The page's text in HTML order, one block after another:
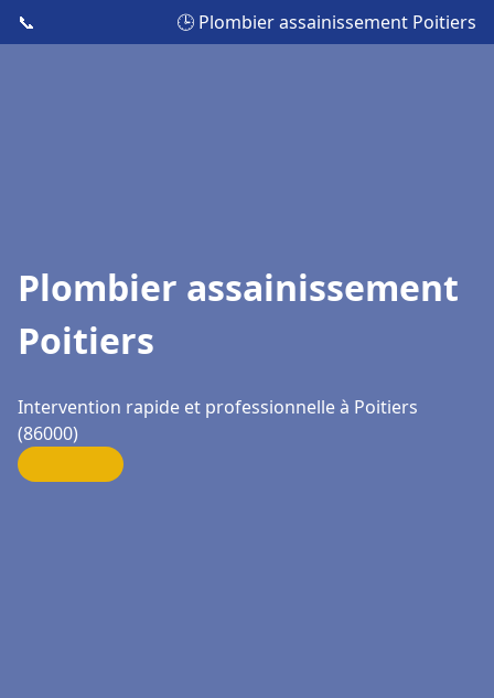
📞 🕒 Plombier assainissement Poitiers
Plombier assainissement
Poitiers
Intervention rapide et professionnelle à Poitiers
(86000)